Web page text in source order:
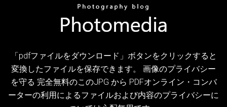
「pdfファイルをダウンロード」ボタンをクリックすると
変換したファイルを保存できます。 画像のプライバシー
を守る 完全無料のこのJPG から PDFオンライン・コンバ
ーターの利用によるファイルおよび内容のプライバシーに